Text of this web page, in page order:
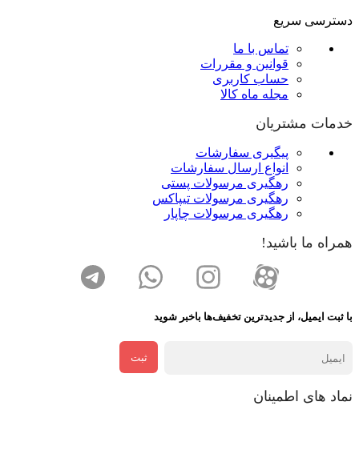
دسترسی سریع
تماس با ما
قوانین و مقررات
حساب کاربری
مجله ماه کالا
خدمات مشتریان
پیگیری سفارشات
انواع ارسال سفارشات
رهگیری مرسولات پستی
رهگیری مرسولات تیپاکس
رهگیری مرسولات چاپار
همراه ما باشید!
با ثبت ایمیل، از جدید‌ترین تخفیف‌ها با‌خبر شوید
ثبت
نماد های اطمینان